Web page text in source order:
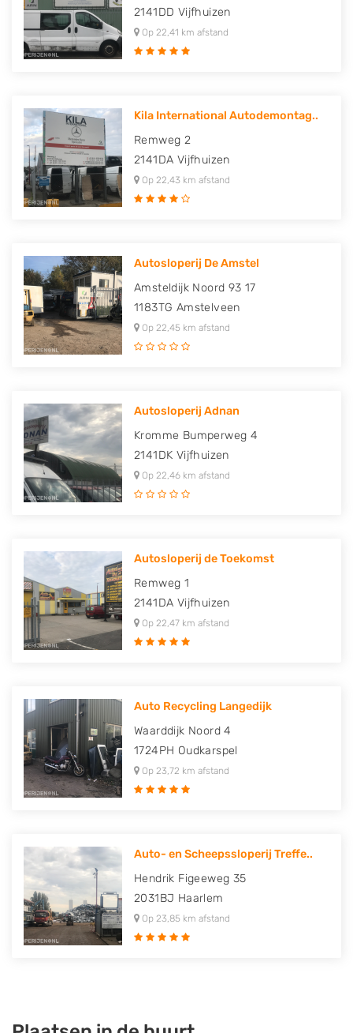
2141DD Vijfhuizen
Op 22,41 km afstand
Kila International Autodemontag..
Remweg 2
2141DA Vijfhuizen
Op 22,43 km afstand
Autosloperij De Amstel
Amsteldijk Noord 93 17
1183TG Amstelveen
Op 22,45 km afstand
Autosloperij Adnan
Kromme Bumperweg 4
2141DK Vijfhuizen
Op 22,46 km afstand
Autosloperij de Toekomst
Remweg 1
2141DA Vijfhuizen
Op 22,47 km afstand
Auto Recycling Langedijk
Waarddijk Noord 4
1724PH Oudkarspel
Op 23,72 km afstand
Auto- en Scheepssloperij Treffe..
Hendrik Figeeweg 35
2031BJ Haarlem
Op 23,85 km afstand